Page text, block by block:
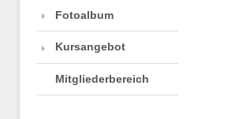
Fotoalbum
Kursangebot
Mitgliederbereich